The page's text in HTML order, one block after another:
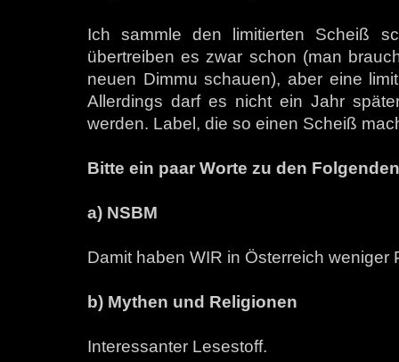
Ich sammle den limitierten Scheiß
übertreiben es zwar schon (man
neuen Dimmu schauen), aber eine
Allerdings darf es nicht ein Jahr
werden. Label, die so einen Scheiß
Bitte ein paar Worte zu den
a) NSBM
Damit haben WIR in Österreich weniger
b) Mythen und Religionen
Interessanter Lesestoff.